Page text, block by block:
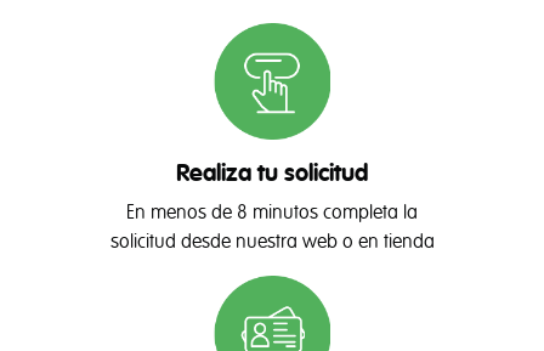
Realiza tu solicitud
En menos de 8 minutos completa la
solicitud desde nuestra web o en tienda